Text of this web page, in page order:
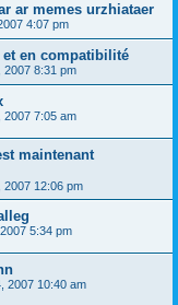
ar memes urzhiataer
4:07 pm
et en compatibilité
2007 8:31 pm
2007 7:05 am
maintenant
2007 12:06 pm
5:34 pm
2007 10:40 am